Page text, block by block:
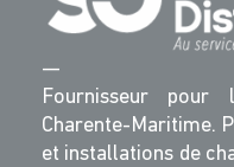
—
Fournisseur
Charente-Maritime.
et installations de